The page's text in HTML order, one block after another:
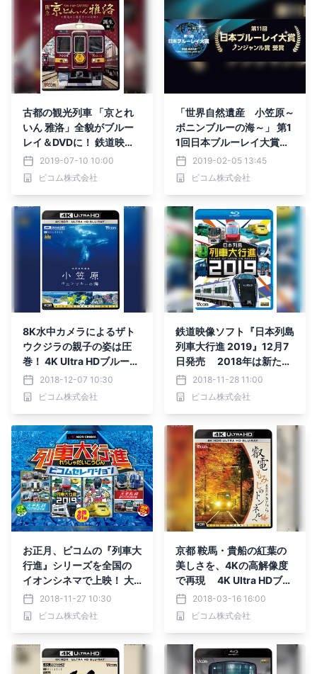
古都の観光列車 「京とれ
いん 雅洛」全貌がブルー
レイ＆DVDに！ 鉄道映像
ソフト誕生編／展望編を7
月21日／8月21日発売
2019-07-10 10:00
ビコム株式会社
「世界自然遺産 小笠原～
ボニンブルーの海～」 第1
1回日本ブルーレイ大賞
～ノンジャンル賞 受賞～
2019-02-05 13:45
ビコム株式会社
8K水中カメラによるザト
ウクジラの親子の姿は圧
巻！ 4K Ultra HDブルーレ
イ映像ソフト 『世界自然
遺産 小笠原 ～ボニンブル
ーの海～』 12月14日に発
2018-12-07 10:30
ビコム株式会社
鉄道映像ソフト『日本列島
列車大行進 2019』12月7
日発売 2018年は新たに
『キッズバージョン』もリ
リース！
2018-11-28 11:00
ビコム株式会社
お正月、ビコムの『列車大
行進』シリーズを全国の
イオンシネマで上映！ 大
人500円と低価格設定／
地域に応じた鉄道を一挙公
開
2018-11-27 10:30
ビコム株式会社
京都 鞍馬・貴船の紅葉の
美しさを、4Kの高解像度
で再現 4K Ultra HDブル
ーレイの超高画質ソフト
『叡電 もみじのトンネル
へ 展望列車きらら』 3月2
版は3月21日に
2018-03-16 16:00
ビコム株式会社